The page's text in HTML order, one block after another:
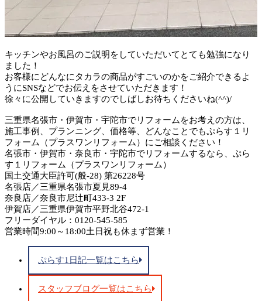
キッチンやお風呂のご説明をしていただいてとても勉強になり
ました！
お客様にどんなにタカラの商品がすごいのかをご紹介できるよ
うにSNSなどでお伝えをさせていただきます！
徐々に公開していきますのでしばしお待ちくださいね(^^)/
三重県名張市・伊賀市・宇陀市でリフォームをお考えの方は、
施工事例、プランニング、価格等、どんなことでもぷらす１リ
フォーム（プラスワンリフォーム）にご相談ください！
名張市・伊賀市・奈良市・宇陀市でリフォームするなら、ぷら
す１リフォーム（プラスワンリフォーム）
国土交通大臣許可(般-28) 第26228号
名張店／三重県名張市夏見89-4
奈良店／奈良市尼辻町433-3 2F
伊賀店／三重県伊賀市平野北谷472-1
フリーダイヤル：0120-545-585
営業時間9:00～18:00土日祝も休まず営業！
ぷらす1日記一覧はこちら
スタッフブログ一覧はこちら